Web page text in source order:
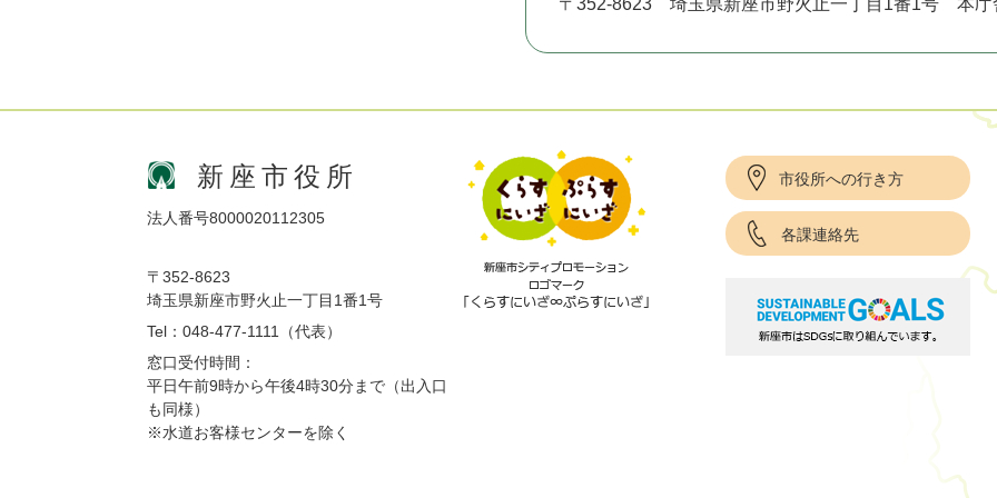
〒352-8623 埼玉県新座市野火止一丁目1番1号 本庁
新座市役所
法人番号8000020112305
〒352-8623
埼玉県新座市野火止一丁目1番1号
Tel：048-477-1111（代表）
窓口受付時間：
平日午前9時から午後4時30分まで（出入口
も同様）
※水道お客様センターを除く
市役所への行き方
各課連絡先